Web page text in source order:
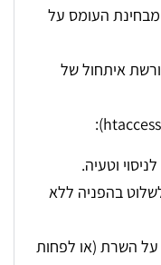
מבחינת העומס על
איתחול של
וטעיה.
בהפניה ללא
השרת (או לפחות